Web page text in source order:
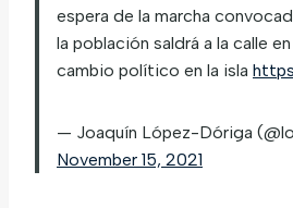
espera de la marcha
la población saldrá a la calle
cambio político en la isla
— Joaquín López-Dóriga
November 15, 2021